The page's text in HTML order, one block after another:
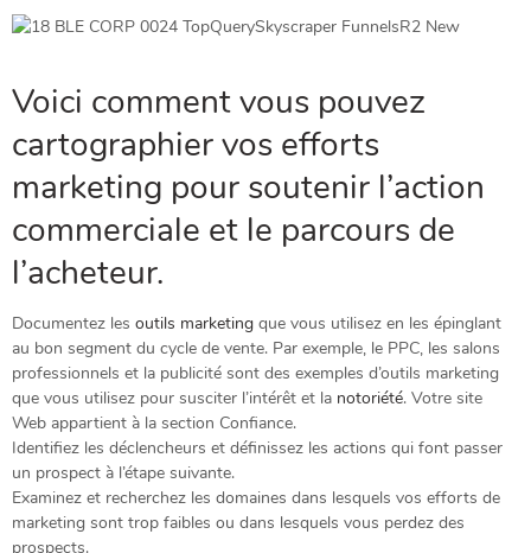
Voici comment vous pouvez
cartographier vos efforts
marketing pour soutenir l’action
commerciale et le parcours de
l’acheteur.
Documentez les outils marketing que vous utilisez en les épinglant
au bon segment du cycle de vente. Par exemple, le PPC, les salons
professionnels et la publicité sont des exemples d’outils marketing
que vous utilisez pour susciter l’intérêt et la notoriété. Votre site
Web appartient à la section Confiance.
Identifiez les déclencheurs et définissez les actions qui font passer
un prospect à l’étape suivante.
Examinez et recherchez les domaines dans lesquels vos efforts de
marketing sont trop faibles ou dans lesquels vous perdez des
prospects.